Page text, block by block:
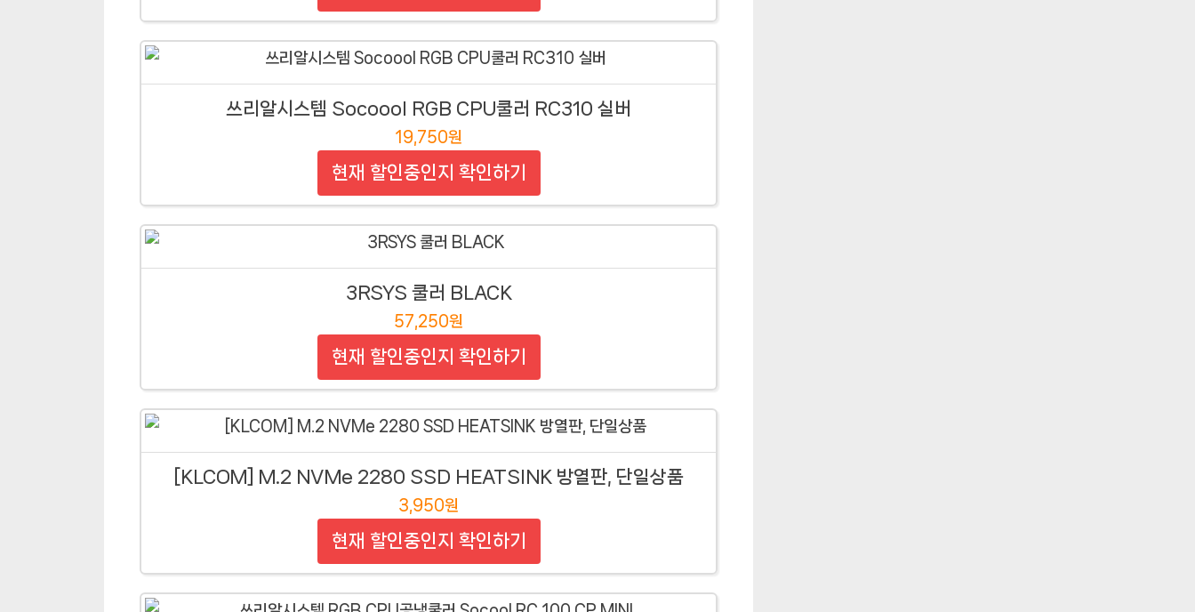
쓰리알시스템 Socoool RGB CPU쿨러 RC310 실버
19,750원
현재 할인중인지 확인하기
3RSYS 쿨러 BLACK
57,250원
현재 할인중인지 확인하기
[KLCOM] M.2 NVMe 2280 SSD HEATSINK 방열판, 단일상품
3,950원
현재 할인중인지 확인하기